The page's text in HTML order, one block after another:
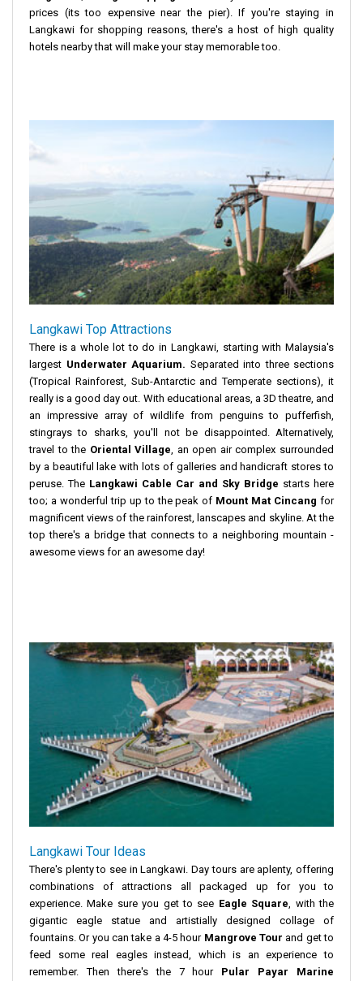
prices (its too expensive near the pier). If you're staying in
Langkawi for shopping reasons, there's a host of high quality
hotels nearby that will make your stay memorable too.
Langkawi Top Attractions
There is a whole lot to do in Langkawi, starting with Malaysia's
largest Underwater Aquarium. Separated into three sections
(Tropical Rainforest, Sub-Antarctic and Temperate sections), it
really is a good day out. With educational areas, a 3D theatre, and
an impressive array of wildlife from penguins to pufferfish,
stingrays to sharks, you'll not be disappointed. Alternatively,
travel to the Oriental Village, an open air complex surrounded
by a beautiful lake with lots of galleries and handicraft stores to
peruse. The Langkawi Cable Car and Sky Bridge starts here
too; a wonderful trip up to the peak of Mount Mat Cincang for
magnificent views of the rainforest, lanscapes and skyline. At the
top there's a bridge that connects to a neighboring mountain -
awesome views for an awesome day!
Langkawi Tour Ideas
There's plenty to see in Langkawi. Day tours are aplenty, offering
combinations of attractions all packaged up for you to
experience. Make sure you get to see Eagle Square , with the
gigantic eagle statue and artistially designed collage of
fountains. Or you can take a 4-5 hour Mangrove Tour and get to
feed some real eagles instead, which is an experience to
remember. Then there's the 7 hour Pular Payar Marine